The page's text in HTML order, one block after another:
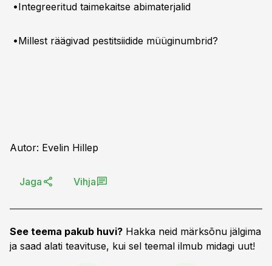
•Integreeritud taimekaitse abimaterjalid
•Millest räägivad pestitsiidide müüginumbrid?
Autor: Evelin Hillep
Jaga Vihja
See teema pakub huvi? Hakka neid märksõnu jälgima
ja saad alati teavituse, kui sel teemal ilmub midagi uut!